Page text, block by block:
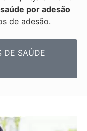
por adesão
de adesão.
DE SAÚDE